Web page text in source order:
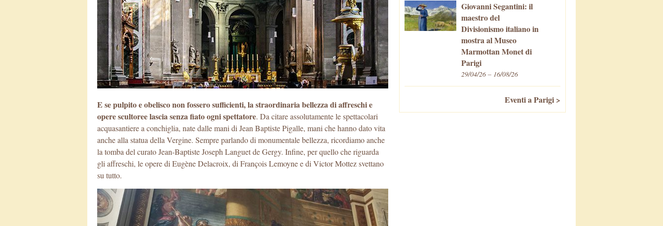
E se pulpito e obelisco non fossero sufficienti, la straordinaria bellezza di affreschi e
opere scultoree lascia senza fiato ogni spettatore. Da citare assolutamente le spettacolari
acquasantiere a conchiglia, nate dalle mani di Jean Baptiste Pigalle, mani che hanno dato vita
anche alla statua della Vergine. Sempre parlando di monumentale bellezza, ricordiamo anche
la tomba del curato Jean-Baptiste Joseph Languet de Gergy. Infine, per quello che riguarda
gli affreschi, le opere di Eugène Delacroix, di François Lemoyne e di Victor Mottez svettano
su tutto.
Giovanni Segantini: il
maestro del
Divisionismo italiano in
mostra al Museo
Marmottan Monet di
Parigi
29/04/26 – 16/08/26
Eventi a Parigi >